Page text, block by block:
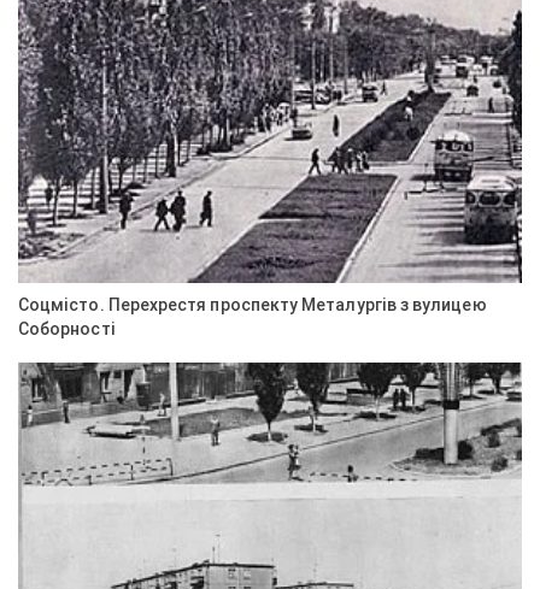
Соцмісто. Перехрестя проспекту Металургів з вулицею
Соборності